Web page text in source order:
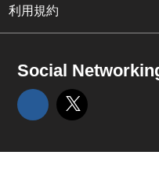
利用規約
Social